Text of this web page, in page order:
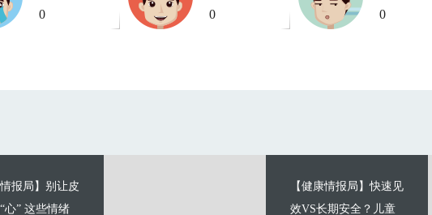
0 0 0
情报局】别让皮
心” 这些情绪
【健康情报局】快速见
效VS长期安全？儿童